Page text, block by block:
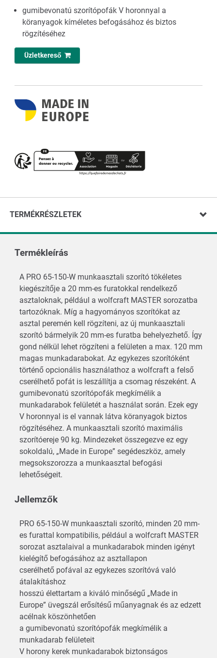
gumibevonatú szorítópofák V horonnyal a
köranyagok kíméletes befogásához és biztos
rögzítéséhez
Üzletkereső
TERMÉKRÉSZLETEK
Termékleírás
A PRO 65-150-W munkaasztali szorító tökéletes
kiegészítője a 20 mm-es furatokkal rendelkező
asztaloknak, például a wolfcraft MASTER sorozatba
tartozóknak. Míg a hagyományos szorítókat az
asztal peremén kell rögzíteni, az új munkaasztali
szorító bármelyik 20 mm-es furatba behelyezhető. Így
gond nélkül lehet rögzíteni a felületen a max. 120 mm
magas munkadarabokat. Az egykezes szorítóként
történő opcionális használathoz a wolfcraft a felső
cserélhető pofát is leszállítja a csomag részeként. A
gumibevonatú szorítópofák megkímélik a
munkadarabok felületét a használat során. Ezek egy
V horonnyal is el vannak látva köranyagok biztos
rögzítéséhez. A munkaasztali szorító maximális
szorítóereje 90 kg. Mindezeket összegezve ez egy
sokoldalú, „Made in Europe” segédeszköz, amely
megsokszorozza a munkaasztal befogási
lehetőségeit.
Jellemzők
PRO 65-150-W munkaasztali szorító, minden 20 mm-
es furattal kompatibilis, például a wolfcraft MASTER
sorozat asztalaival a munkadarabok minden igényt
kielégítő befogásához az asztallapon
cserélhető pofával az egykezes szorítóvá való
átalakításhoz
hosszú élettartam a kiváló minőségű „Made in
Europe” üvegszál erősítésű műanyagnak és az edzett
acélnak köszönhetően
a gumibevonatú szorítópofák megkímélik a
munkadarab felületeit
V horony kerek munkadarabok biztonságos